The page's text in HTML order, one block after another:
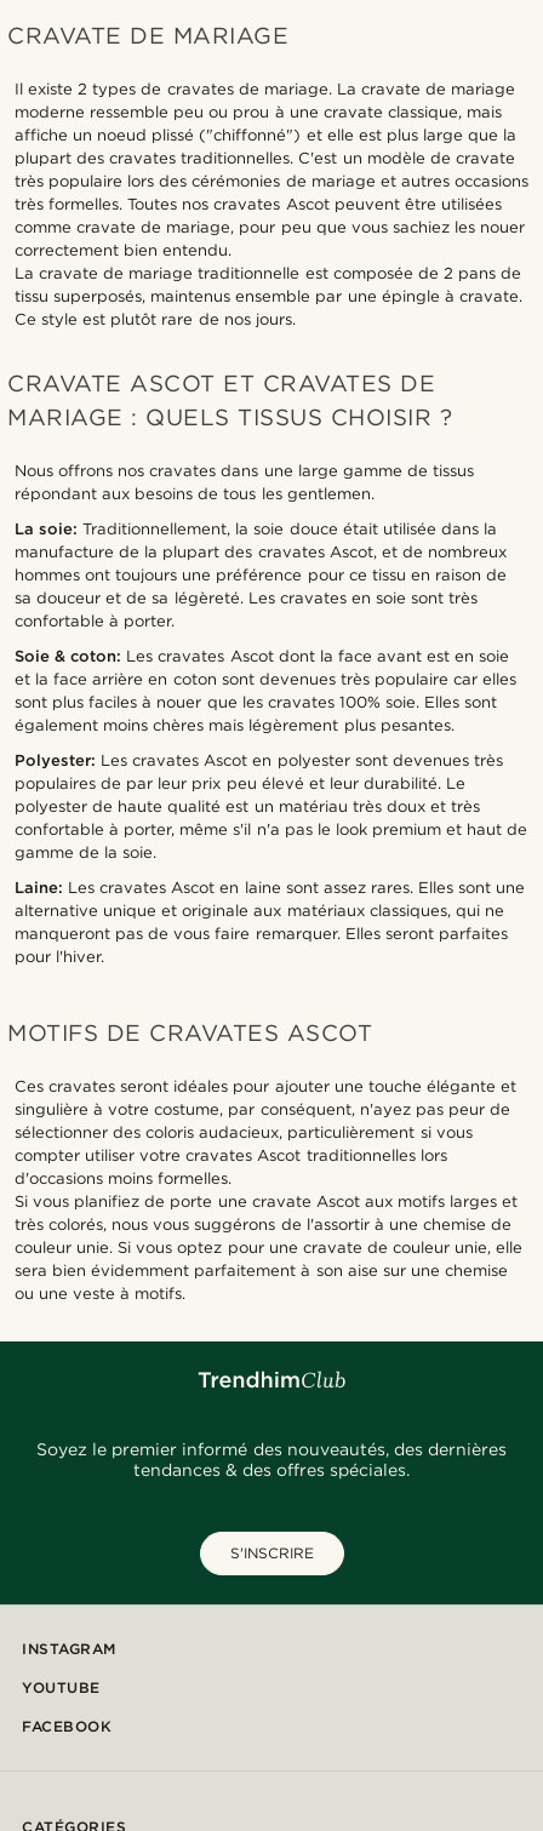
CRAVATE DE MARIAGE
Il existe 2 types de cravates de mariage. La cravate de mariage
moderne ressemble peu ou prou à une cravate classique, mais
affiche un noeud plissé ("chiffonné") et elle est plus large que la
plupart des cravates traditionnelles. C'est un modèle de cravate
très populaire lors des cérémonies de mariage et autres occasions
très formelles. Toutes nos cravates Ascot peuvent être utilisées
comme cravate de mariage, pour peu que vous sachiez les nouer
correctement bien entendu.
La cravate de mariage traditionnelle est composée de 2 pans de
tissu superposés, maintenus ensemble par une épingle à cravate.
Ce style est plutôt rare de nos jours.
CRAVATE ASCOT ET CRAVATES DE
MARIAGE : QUELS TISSUS CHOISIR ?
Nous offrons nos cravates dans une large gamme de tissus
répondant aux besoins de tous les gentlemen.
La soie:Traditionnellement, la soie douce était utilisée dans la
manufacture de la plupart des cravates Ascot, et de nombreux
hommes ont toujours une préférence pour ce tissu en raison de
sa douceur et de sa légèreté. Les cravates en soie sont très
confortable à porter.
Soie & coton: Les cravates Ascot dont la face avant est en soie
et la face arrière en coton sont devenues très populaire car elles
sont plus faciles à nouer que les cravates 100% soie. Elles sont
également moins chères mais légèrement plus pesantes.
Polyester: Les cravates Ascot en polyester sont devenues très
populaires de par leur prix peu élevé et leur durabilité. Le
polyester de haute qualité est un matériau très doux et très
confortable à porter, même s'il n'a pas le look premium et haut de
gamme de la soie.
Laine: Les cravates Ascot en laine sont assez rares. Elles sont une
alternative unique et originale aux matériaux classiques, qui ne
manqueront pas de vous faire remarquer. Elles seront parfaites
pour l'hiver.
MOTIFS DE CRAVATES ASCOT
Ces cravates seront idéales pour ajouter une touche élégante et
singulière à votre costume, par conséquent, n'ayez pas peur de
sélectionner des coloris audacieux, particulièrement si vous
compter utiliser votre cravates Ascot traditionnelles lors
d'occasions moins formelles.
Si vous planifiez de porte une cravate Ascot aux motifs larges et
très colorés, nous vous suggérons de l'assortir à une chemise de
couleur unie. Si vous optez pour une cravate de couleur unie, elle
sera bien évidemment parfaitement à son aise sur une chemise
ou une veste à motifs.
Soyez le premier informé des nouveautés, des dernières
tendances & des offres spéciales.
S'INSCRIRE
INSTAGRAM
YOUTUBE
FACEBOOK
CATÉGORIES